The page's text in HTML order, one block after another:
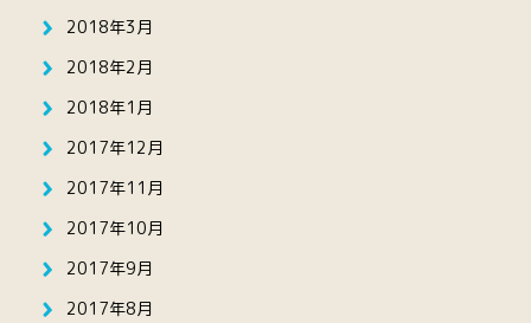
2018年3月
2018年2月
2018年1月
2017年12月
2017年11月
2017年10月
2017年9月
2017年8月